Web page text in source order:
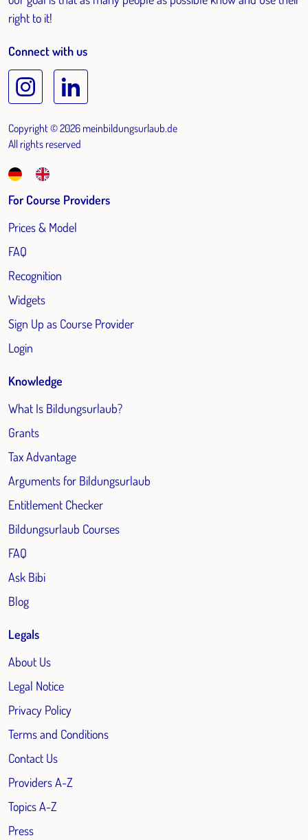
right to it!
Connect with us
Copyright © 2026 meinbildungsurlaub.de
All rights reserved
For Course Providers
Prices & Model
FAQ
Recognition
Widgets
Sign Up as Course Provider
Login
Knowledge
What Is Bildungsurlaub?
Grants
Tax Advantage
Arguments for Bildungsurlaub
Entitlement Checker
Bildungsurlaub Courses
FAQ
Ask Bibi
Blog
Legals
About Us
Legal Notice
Privacy Policy
Terms and Conditions
Contact Us
Providers A-Z
Topics A-Z
Press